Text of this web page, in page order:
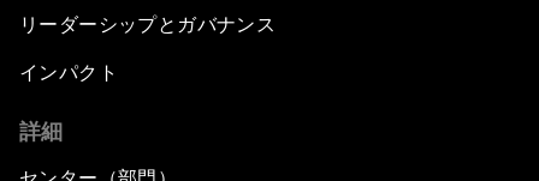
リーダーシップとガバナンス
インパクト
詳細